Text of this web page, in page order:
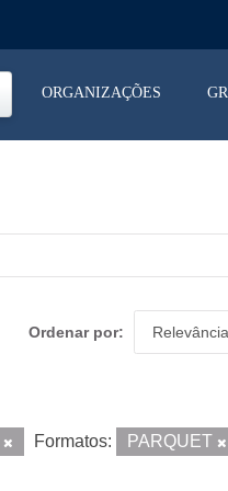
ORGANIZAÇÕES
Ordenar por
Formatos: PARQUET